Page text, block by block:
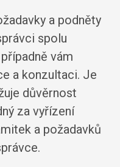
a podněty
spolu
vám
a konzultaci. Je
důvěrnost
za vyřízení
a požadavků